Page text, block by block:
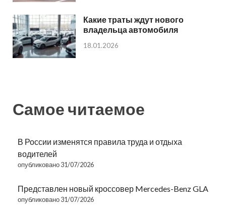
Какие траты ждут нового
владельца автомобиля
18.01.2026
Самое читаемое
В России изменятся правила труда и отдыха
водителей
опубликовано 31/07/2026
Представлен новый кроссовер Mercedes-Benz GLA
опубликовано 31/07/2026